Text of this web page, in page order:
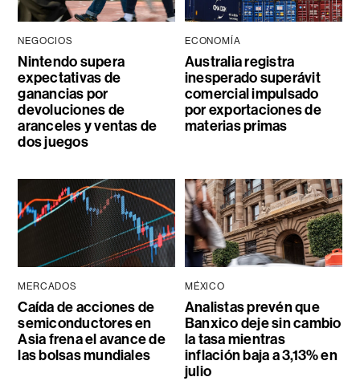
NEGOCIOS
Nintendo supera
expectativas de
ganancias por
devoluciones de
aranceles y ventas de
dos juegos
ECONOMÍA
Australia registra
inesperado superávit
comercial impulsado
por exportaciones de
materias primas
MERCADOS
Caída de acciones de
semiconductores en
Asia frena el avance de
las bolsas mundiales
MÉXICO
Analistas prevén que
Banxico deje sin cambio
la tasa mientras
inflación baja a 3,13% en
julio